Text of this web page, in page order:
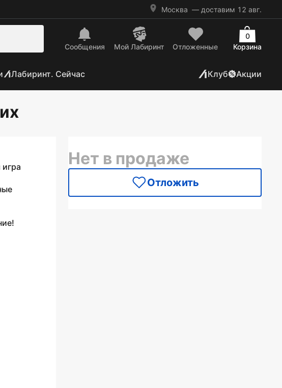
Москва — доставим 12 авг.
Сообщения Mой Лабиринт Отложенные Корзина
0
Лабиринт. Сейчас Клуб Акции
Нет в продаже
Отложить